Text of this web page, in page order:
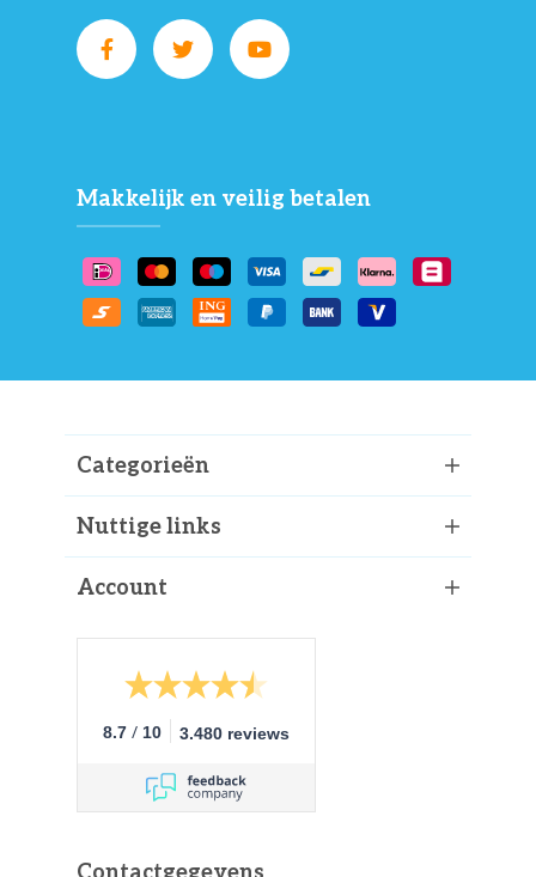
Makkelijk en veilig betalen
Categorieën
Nuttige links
Account
8.7 / 10 3.480 reviews